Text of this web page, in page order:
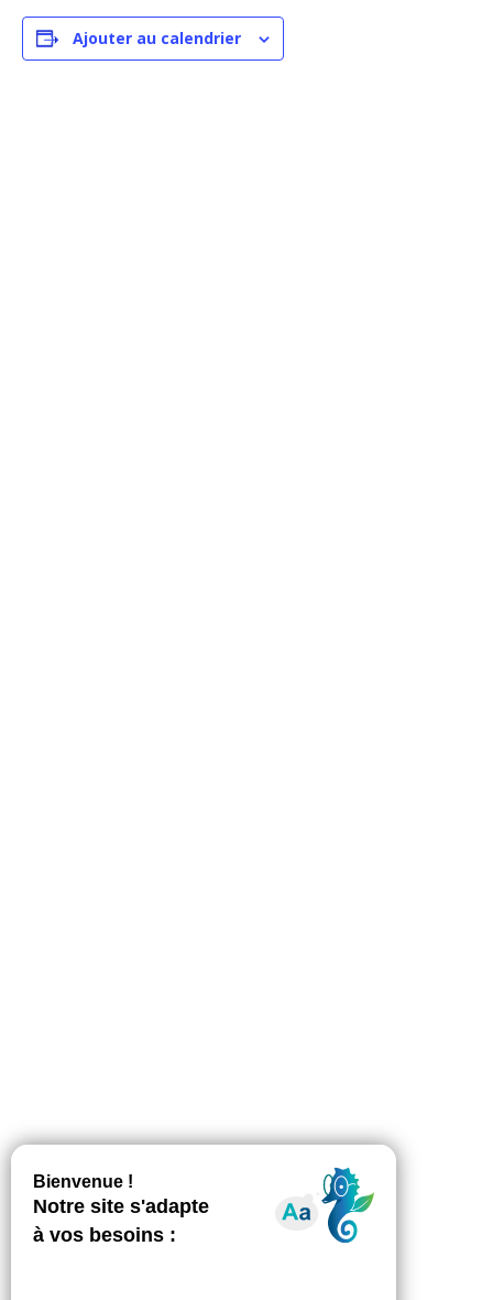
Ajouter au calendrier